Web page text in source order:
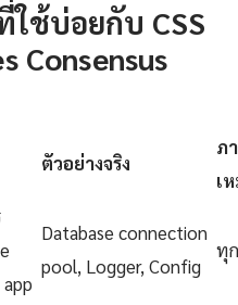
ใช้บ่อยกับ CSS
Consensus
ตัวอย่างจริง
ภ
เ
app
Database connection
pool, Logger, Config
ทุ